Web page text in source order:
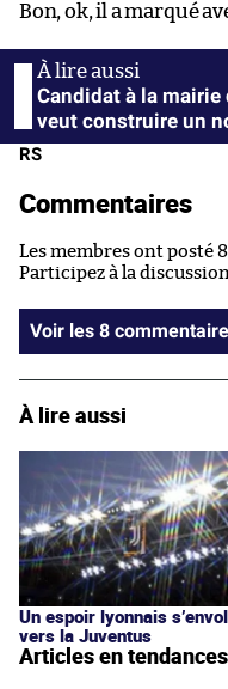
Bon, ok, il a marqué
Candidat à la
veut construire un
RS
Commentaires
Les membres ont posté
Participez à la
Voir les 8
À lire aussi
Un espoir lyonnais
vers la Juventus
Articles en tendances